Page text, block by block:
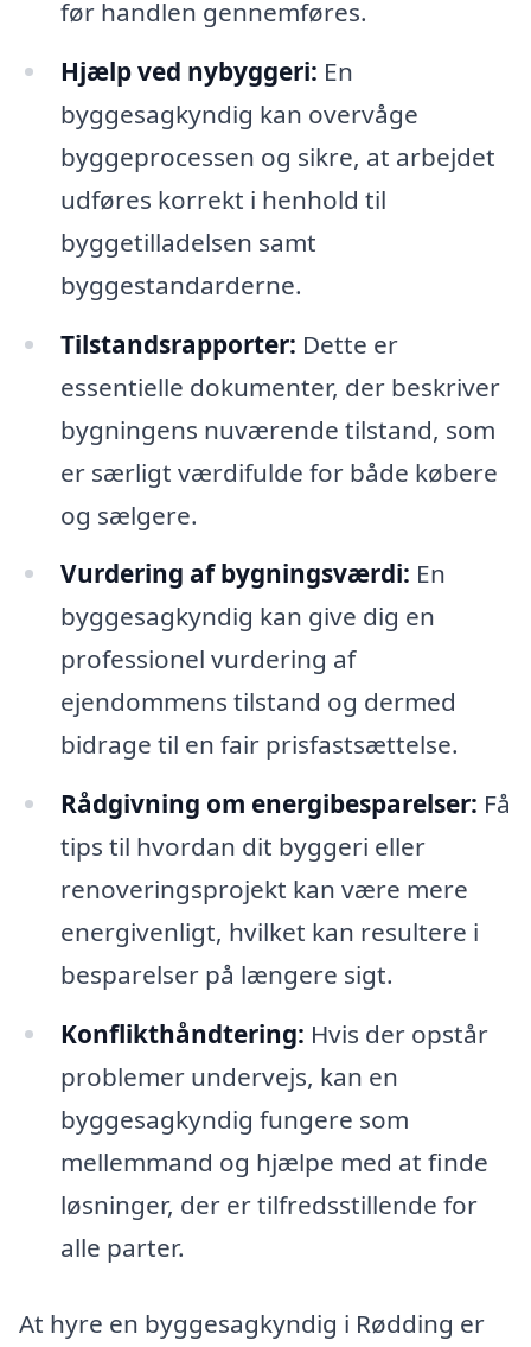
før handlen gennemføres.
Hjælp ved nybyggeri: En
byggesagkyndig kan overvåge
byggeprocessen og sikre, at arbejdet
udføres korrekt i henhold til
byggetilladelsen samt
byggestandarderne.
Tilstandsrapporter: Dette er
essentielle dokumenter, der beskriver
bygningens nuværende tilstand, som
er særligt værdifulde for både købere
og sælgere.
Vurdering af bygningsværdi: En
byggesagkyndig kan give dig en
professionel vurdering af
ejendommens tilstand og dermed
bidrage til en fair prisfastsættelse.
Rådgivning om energibesparelser: Få
tips til hvordan dit byggeri eller
renoveringsprojekt kan være mere
energivenligt, hvilket kan resultere i
besparelser på længere sigt.
Konflikthåndtering: Hvis der opstår
problemer undervejs, kan en
byggesagkyndig fungere som
mellemmand og hjælpe med at finde
løsninger, der er tilfredsstillende for
alle parter.
At hyre en byggesagkyndig i Rødding er